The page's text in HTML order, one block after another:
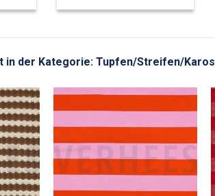
in der Kategorie: Tupfen/Streifen/Karos